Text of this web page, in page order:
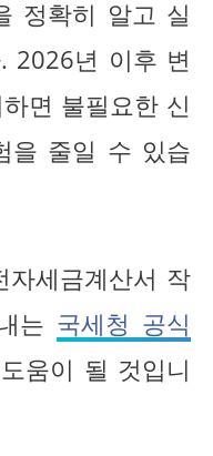
정확히 알고 실
2026년 이후 변
면 불필요한 신
을 줄일 수 있습
세금계산서 작
는 국세청 공식
움이 될 것입니